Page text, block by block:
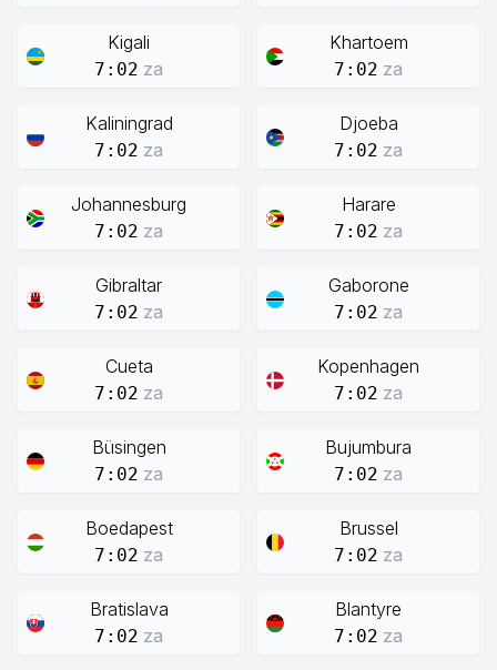
Kigali
7:02 za
Khartoem
7:02 za
Kaliningrad
7:02 za
Djoeba
7:02 za
Johannesburg
7:02 za
Harare
7:02 za
Gibraltar
7:02 za
Gaborone
7:02 za
Cueta
7:02 za
Kopenhagen
7:02 za
Büsingen
7:02 za
Bujumbura
7:02 za
Boedapest
7:02 za
Brussel
7:02 za
Bratislava
7:02 za
Blantyre
7:02 za